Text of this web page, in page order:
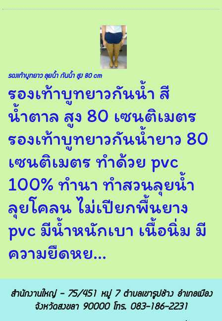
รองเท้าบูทยาว ลุยน้ำ กันน้ำ สูง 80 cm
รองเท้าบูทยาวกันน้ำ สี
น้ำตาล สูง 80 เซนติเมตร
รองเท้าบูทยาวกันน้ำยาว 80
เซนติเมตร ทำด้วย pvc
100% ทำนา ทำสวนลุยน้ำ
ลุยโคลน ไม่เปียกพื้นยาง
pvc มีน้ำหนักเบา เนื้อนิ่ม มี
ความยืดหย...
สำนักงานใหญ่ - 75/451 หมู่ 7 ตำบลเขารูปช้าง อำเภอเมือง
จังหวัดสงขลา 90000 โทร. 083-186-2231